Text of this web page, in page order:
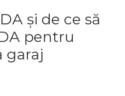
și de ce să
pentru
garaj